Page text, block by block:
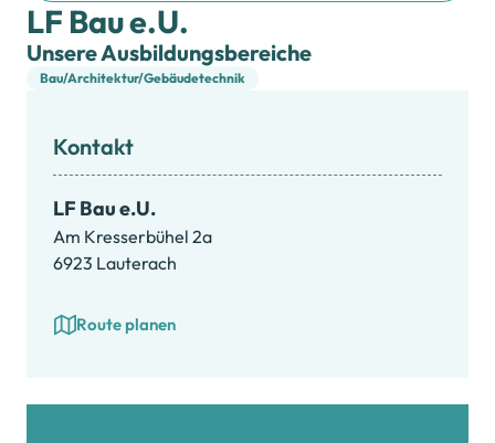
LF Bau e.U.
Unsere Ausbildungsbereiche
Bau/Architektur/Gebäudetechnik
Kontakt
LF Bau e.U.
Am Kresserbühel 2a
6923 Lauterach
Route planen